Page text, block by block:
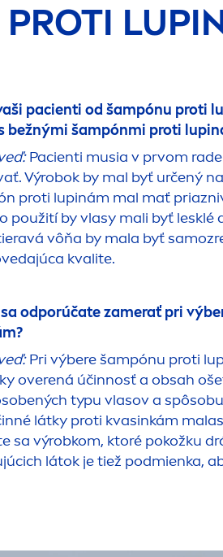
pacienti od šampónu proti
bežnými šampónmi proti
Pacienti musia v prvom
Výrobok by mal byť určený
proti lupinám mal mať
použití by vlasy mali byť lesklé
vôňa by mala byť
kvalite.
sa odporúčate zamerať pri
Pri výbere šampónu proti
overená účinnosť a obsah
typu vlasov a
látky proti kvasinkám
sa výrobkom, ktoré pokožku
látok je tiež podmienka,